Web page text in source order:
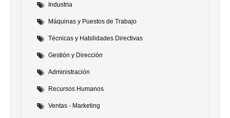
Industria
Máquinas y Puestos de Trabajo
Técnicas y Habilidades Directivas
Gestión y Dirección
Administración
Recursos Humanos
Ventas - Marketing